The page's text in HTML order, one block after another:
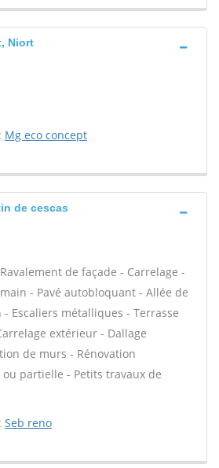
Niort
Mg eco concept
de cescas
de façade - Carrelage -
- Pavé autobloquant - Allée de
Escaliers métalliques - Terrasse
extérieur - Dallage
de murs - Rénovation
partielle - Petits travaux de
Seb reno